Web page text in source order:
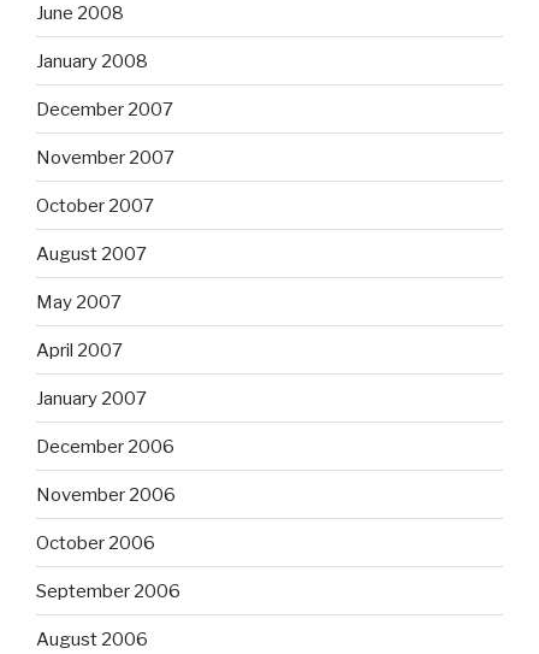
June 2008
January 2008
December 2007
November 2007
October 2007
August 2007
May 2007
April 2007
January 2007
December 2006
November 2006
October 2006
September 2006
August 2006